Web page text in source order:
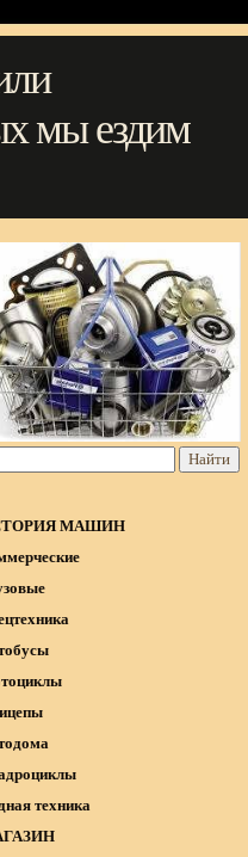
мы ездим
МАШИН
техника